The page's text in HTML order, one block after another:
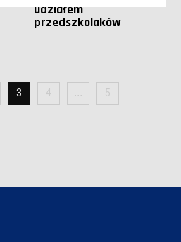
udziałem
przedszkolaków
3 4 5